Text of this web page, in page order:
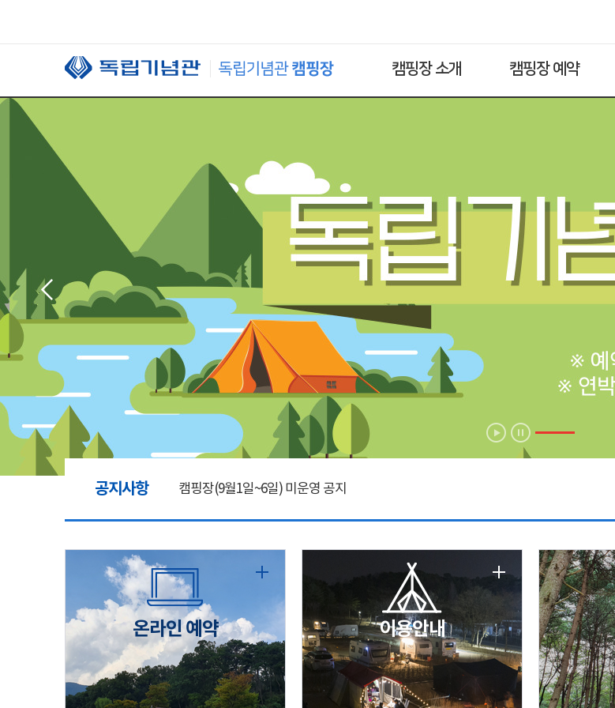
캠핑장 소개 캠핑장 예약
공지사항 캠핑장(9월1일~6일) 미운영 공지
[6/1]전산시스템 점검 및 안정화에 따른 서비스 이용 제한 안내
2026년 5월 캠핑장 안점 점검의 날 변경 안내
캠핑장(9월1일~6일) 미운영 공지
온라인 예약 이용안내